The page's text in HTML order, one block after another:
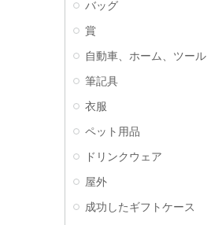
バッグ
賞
自動車、ホーム、ツール
筆記具
衣服
ペット用品
ドリンクウェア
屋外
成功したギフトケース